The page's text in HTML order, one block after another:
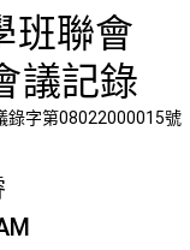
班聯會
議記錄
錄字第08022000015號